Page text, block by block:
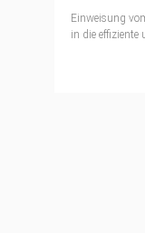
Einweisung
in die effiziente